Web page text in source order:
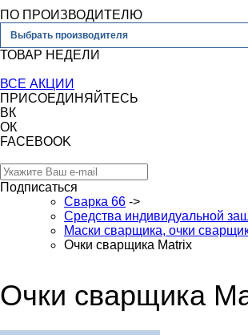
ПО ПРОИЗВОДИТЕЛЮ
Выбрать производителя
ТОВАР НЕДЕЛИ
ВСЕ АКЦИИ
ПРИСОЕДИНЯЙТЕСЬ
ВК
ОК
FACEBOOK
Подписаться
Сварка 66 ->
Средства индивидуальной
Маски сварщика, очки
Очки сварщика Matrix
Очки сварщика